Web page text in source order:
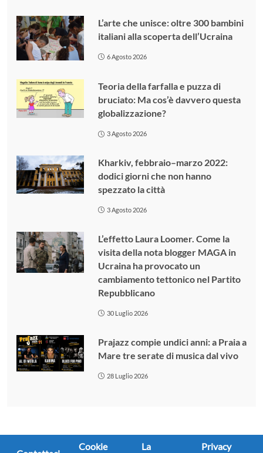
L’arte che unisce: oltre 300 bambini
italiani alla scoperta dell’Ucraina
6 Agosto 2026
Teoria della farfalla e puzza di
bruciato: Ma cos’è davvero questa
globalizzazione?
3 Agosto 2026
Kharkiv, febbraio–marzo 2022:
dodici giorni che non hanno
spezzato la città
3 Agosto 2026
L’effetto Laura Loomer. Come la
visita della nota blogger MAGA in
Ucraina ha provocato un
cambiamento tettonico nel Partito
Repubblicano
30 Luglio 2026
Prajazz compie undici anni: a Praia a
Mare tre serate di musica dal vivo
28 Luglio 2026
Cookie La Privacy